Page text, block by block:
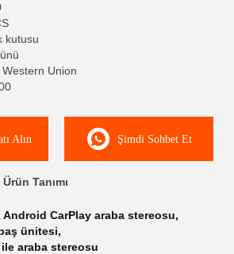
kutusu
Union
Alın Şimdi Sohbet Et
Ürün Tanımı
CarPlay araba stereosu,
ünitesi,
araba stereosu